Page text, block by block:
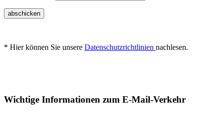
abschicken
* Hier können Sie unsere Datenschutzrichtlinien nachlesen.
Wichtige Informationen zum E-Mail-Verkehr